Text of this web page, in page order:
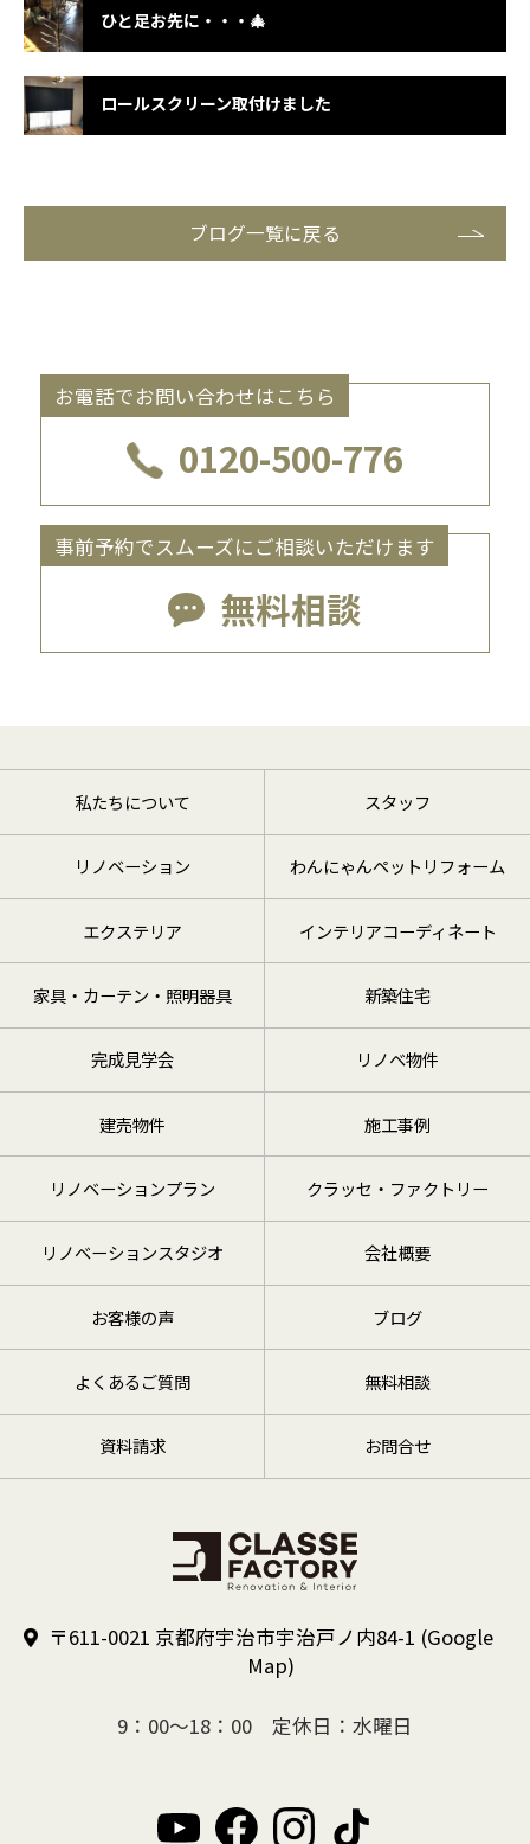
ひと足お先に・・・🎄
ロールスクリーン取付けました
ブログ一覧に戻る
お電話でお問い合わせはこちら
0120-500-776
事前予約でスムーズにご相談いただけます
無料相談
私たちについて スタッフ
リノベーション わんにゃんペットリフォーム
エクステリア インテリアコーディネート
家具・カーテン・照明器具 新築住宅
完成見学会 リノベ物件
建売物件 施工事例
リノベーションプラン クラッセ・ファクトリー
リノベーションスタジオ 会社概要
お客様の声 ブログ
よくあるご質問 無料相談
資料請求 お問合せ
〒611-0021 京都府宇治市宇治戸ノ内84-1 (Google
Map)
9：00～18：00 定休日：水曜日